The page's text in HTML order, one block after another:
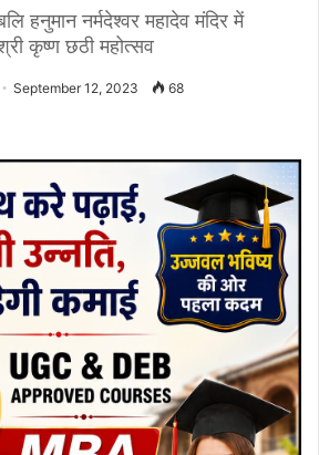
हनुमान नर्मदेश्वर महादेव मंदिर में
कृष्ण छठी महोत्सव
September 12, 2023 68